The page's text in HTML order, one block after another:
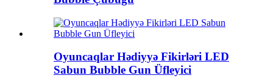
Oyuncaqlar Hədiyyə Fikirləri LED
Sabun Bubble Gun Üfleyici